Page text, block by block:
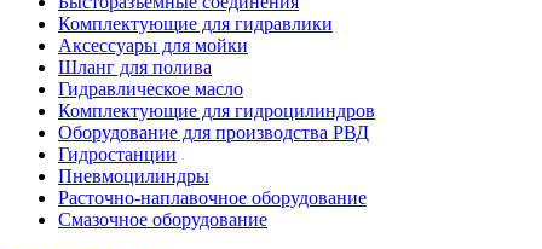
Комплектующие для гидравлики
Аксессуары для мойки
Шланг для полива
Гидравлическое масло
Комплектующие для гидроцилиндров
Оборудование для производства РВД
Гидростанции
Пневмоцилиндры
Расточно-наплавочное оборудование
Смазочное оборудование